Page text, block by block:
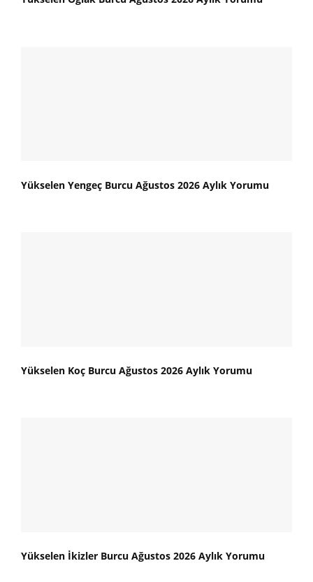
Yükselen Yengeç Burcu Ağustos 2026 Aylık Yorumu
Yükselen Koç Burcu Ağustos 2026 Aylık Yorumu
Yükselen İkizler Burcu Ağustos 2026 Aylık Yorumu